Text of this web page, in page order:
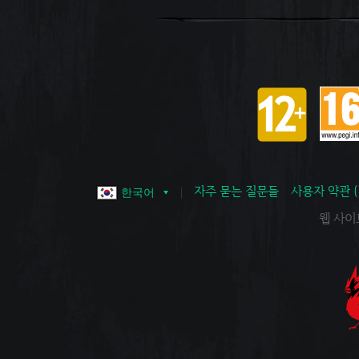
한국어 자주 묻는 질문들
사용자 약관
웹 사